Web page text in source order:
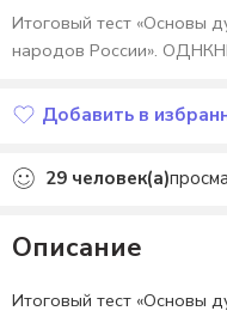
Итоговый тест «Основы
народов России».
Добавить в
29 человек(а)
Описание
Итоговый тест «Основы